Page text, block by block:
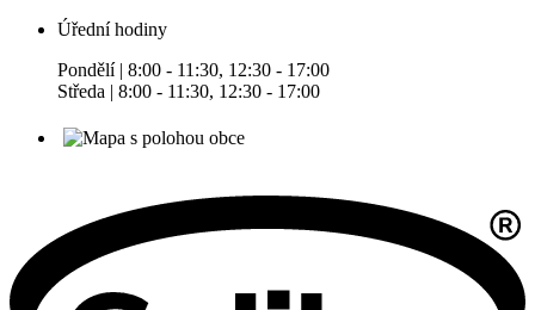
Úřední hodiny
Pondělí | 8:00 - 11:30, 12:30 - 17:00
Středa | 8:00 - 11:30, 12:30 - 17:00